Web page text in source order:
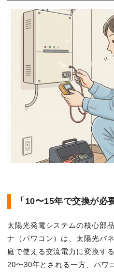
「10〜15年で交換が必
太陽光発電システムの核心部
ナ（パワコン）は、太陽光パ
庭で使える交流電力に変換す
20〜30年とされる一方、パワ